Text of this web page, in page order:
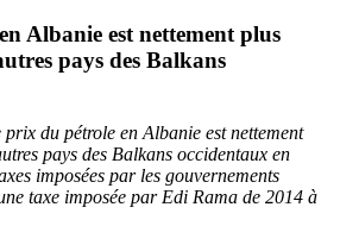
Albanie est nettement plus
pays des Balkans
prix du pétrole en Albanie est nettement
pays des Balkans occidentaux en
imposées par les gouvernements
taxe imposée par Edi Rama de 2014 à